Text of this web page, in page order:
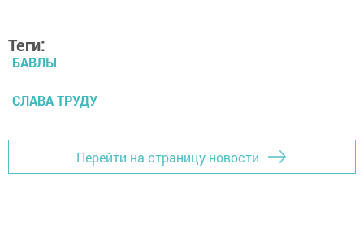
Теги:
БАВЛЫ
СЛАВА ТРУДУ
Перейти на страницу новости